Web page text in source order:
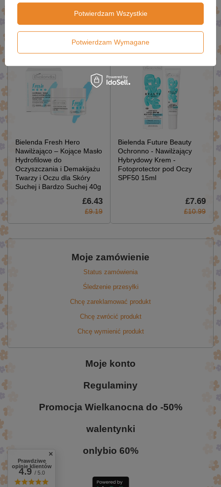
dla Skóry Suchej i Bardzo
£6.15
£8.79
£6.43
Bielenda Fresh Hero
Nawilżająco – Kojące Masło
Hydrofilowe do
Oczyszczania i Demakijażu
Twarzy i Oczu dla Skóry
Suchej i Bardzo Suchej 40g
£6.43
£9.19
Bielenda Future Beauty
Ochronno - Nawilżający
Hybrydowy Krem -
Fotoprotector pod Oczy
SPF50 15ml
£7.69
£10.99
Moje zamówienie
Status zamówienia
Śledzenie przesyłki
Chcę zareklamować produkt
Chcę zwrócić produkt
Chcę wymienić produkt
Moje konto
Regulaminy
Promocja Wielkanocna do -50%
walentynki
onlybio 60%
Prawdziwe
opinie klientów
4.9/ 5.0
Potwierdzam Wymagane
Potwierdzam Wszystkie